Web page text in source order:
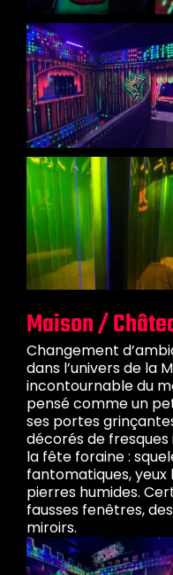
Maison /
Changement
dans l’univers de la
incontournable du
pensé comme un
ses portes
décorés de fresques
la fête foraine :
fantomatiques, yeux
pierres humides.
fausses fenêtres,
miroirs.